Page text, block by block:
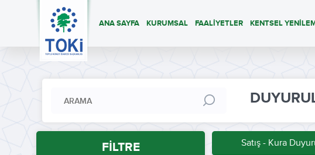
ANA SAYFA KURUMSAL FAALİYETLER KENTSEL
FİLTRE Satış - Kura